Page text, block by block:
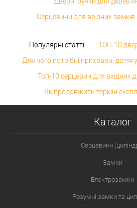
Серцевини для врізних
Популярні статті:
ТОП-10
Для чого потрібні приховані
Топ-10 серцевин для вхідних
Як продовжити термін
Каталог
Серцевини
Замки
Електрозамки
Розумні замки та